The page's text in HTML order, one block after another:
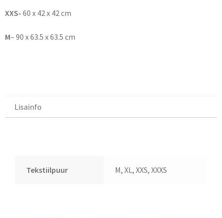
XXS- 60 x 42 x 42 cm
M– 90 x 63.5 x 63.5 cm
Lisainfo
Tekstiilpuur M, XL, XXS, XXXS